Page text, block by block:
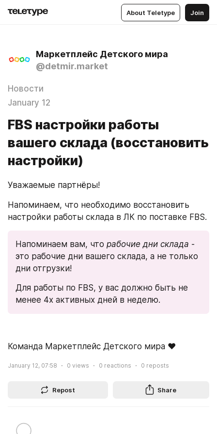
About Teletype Join
Маркетплейс Детского мира
@detmir.market
Новости
January 12
FBS настройки работы
вашего склада (восстановить
настройки)
Уважаемые партнёры!
Напоминаем, что необходимо восстановить
настройки работы склада в ЛК по поставке FBS.
Напоминаем вам, что рабочие дни склада -
это рабочие дни вашего склада, а не только
дни отгрузки!
Для работы по FBS, у вас должно быть не
менее 4х активных дней в неделю.
Команда Маркетплейс Детского мира ❤️
January 12, 07:58 0 views 0 reactions 0 reposts
Repost Share